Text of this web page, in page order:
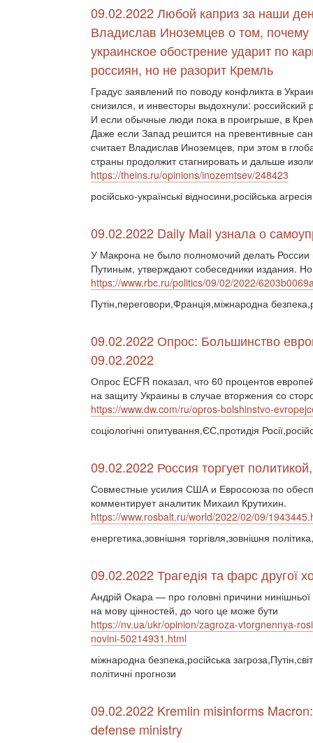
09.02.2022 Любой каприз за наши
Владислав Иноземцев о том, почему
украинское обострение ударит по
россиян, но не разорит Кремль
Градус заявлений по поводу конфликта в
снизился, и инвесторы выдохнули:
И если обычные люди пока в проигрыше, в
Даже если Запад решится на превентивные
считает Владислав Иноземцев, при этом в
страны продолжит стагнировать и дальше
https://theins.ru/opinions/inozemtsev/248423
російсько-українські відносини,російська
09.02.2022 Daily Mail узнала о
У Макрона не было полномочий делать
Путиным, утверждают собеседники издания.
https://www.rbc.ru/politics/09/02/2022/
Путін,переговори,Франція,міжнародна
09.02.2022 Опрос: Большинство
09.02.2022
Опрос ECFR показал, что 60 процентов
на защиту Украины в случае вторжения со
https://www.dw.com/ru/opros-bolshinstvo-
соціологічні опитування,ЄС,протидія
09.02.2022 Россия торгует
Совместные усилия США и Евросоюза по
комментирует аналитик Михаил Крутихин.
https://www.rosbalt.ru/world/2022/02/09/
енергетика,зовнішня торгівля,зовнішня
09.02.2022 Трагедія та фарс другої
Андрій Окара — про головні причини нинішньої
на мову цінностей, до чого це може бути
https://nv.ua/ukr/opinion/zagroza-vtorgnennya-
novini-50214931.html
міжнародна безпека,російська
політичні прогнози
09.02.2022 Kremlin misinforms
defense ministry